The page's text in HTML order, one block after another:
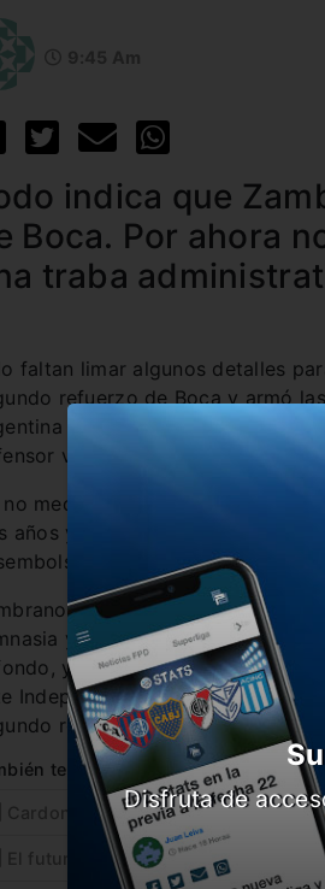
indica que
Boca. Por ahora
traba
faltan limar algunos detalles
refuerzo de Boca y armó
y se sume al plantel
viene de jugar en el Dinamo
no mediar inconvenientes, el
años y la dirigencia
1,5 millones de
recalará a Boca para
y el DT del club de la
ya que sólo tiene a Carlos
Independiente), a Lisandro
refuerzo del Xeneize?
te puede interesar
Cardona tiene nuevo club
El futuro de Paolo Guerrero
Disfruta de